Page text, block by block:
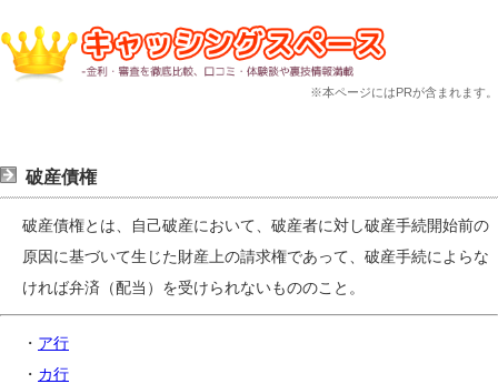
※本ページにはPRが含まれます。
破産債権
破産債権とは、自己破産において、破産者に対し破産手続開始前の
原因に基づいて生じた財産上の請求権であって、破産手続によらな
ければ弁済（配当）を受けられないもののこと。
・ ア行
・ カ行